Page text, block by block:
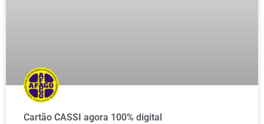
Cartão CASSI agora 100% digital